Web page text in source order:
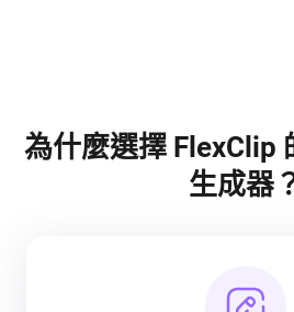
為什麼選擇 FlexClip
生成器